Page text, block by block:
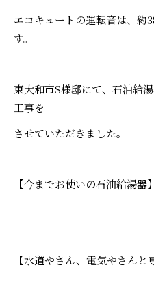
エコキュートの運転音は、約
す。
東大和市S様邸にて、石油給
工事を
させていただきました。
【今までお使いの石油給湯器】
【水道やさん、電気やさんと